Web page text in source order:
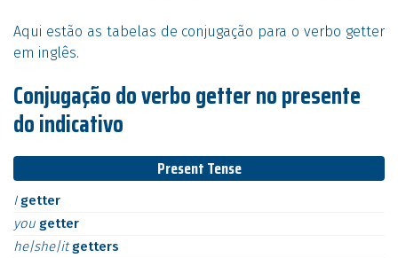
Aqui estão as tabelas de conjugação para o verbo getter
em inglês.
Conjugação do verbo getter no presente
do indicativo
Present Tense
I getter
you getter
he|she|itgetters